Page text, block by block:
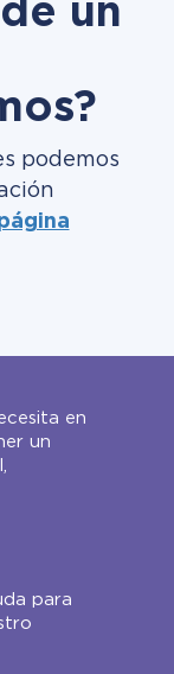
un
podemos
en
un
para